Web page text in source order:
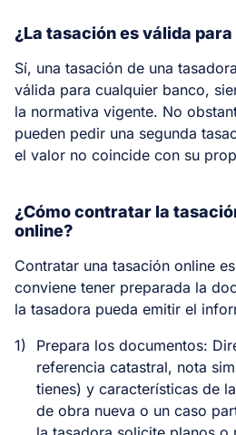
¿La tasación es válida
Sí, una tasación de una
válida para cualquier banco,
la normativa vigente. No
pueden pedir una segunda
el valor no coincide con su
¿Cómo contratar la
online?
Contratar una tasación online
conviene tener preparada la
la tasadora pueda emitir el
1)
Prepara los documentos:
referencia catastral, nota
tienes) y características de
de obra nueva o un caso